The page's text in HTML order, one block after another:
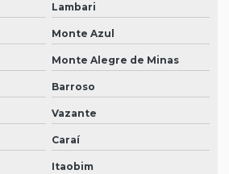
Lambari
Monte Azul
Monte Alegre de Minas
Barroso
Vazante
Caraí
Itaobim